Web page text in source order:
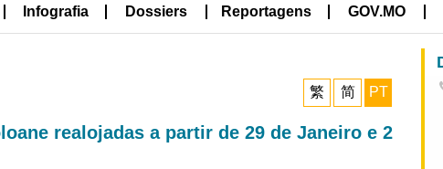
Infografia Dossiers Reportagens GOV.MO
繁 简 PT
realojadas a partir de 29 de Janeiro e 2